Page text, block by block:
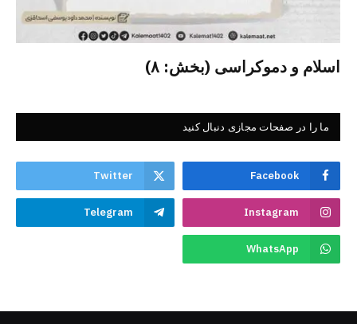
اسلام و دموکراسی (بخش: ۸)
ما را در صفحات مجازی دنبال کنید
Facebook
Twitter
Instagram
Telegram
WhatsApp